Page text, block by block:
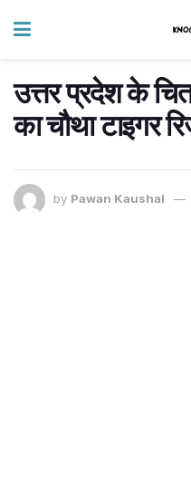
उत्तर प्रदेश के
का चौथा टाइगर
by Pawan Kaushal